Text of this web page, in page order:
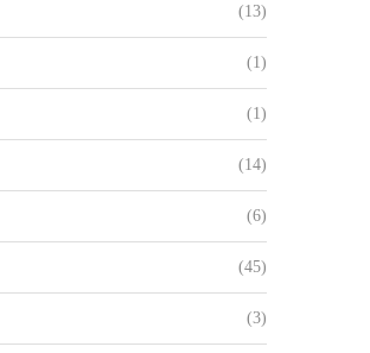
(13)
(1)
(1)
(14)
(6)
(45)
(3)